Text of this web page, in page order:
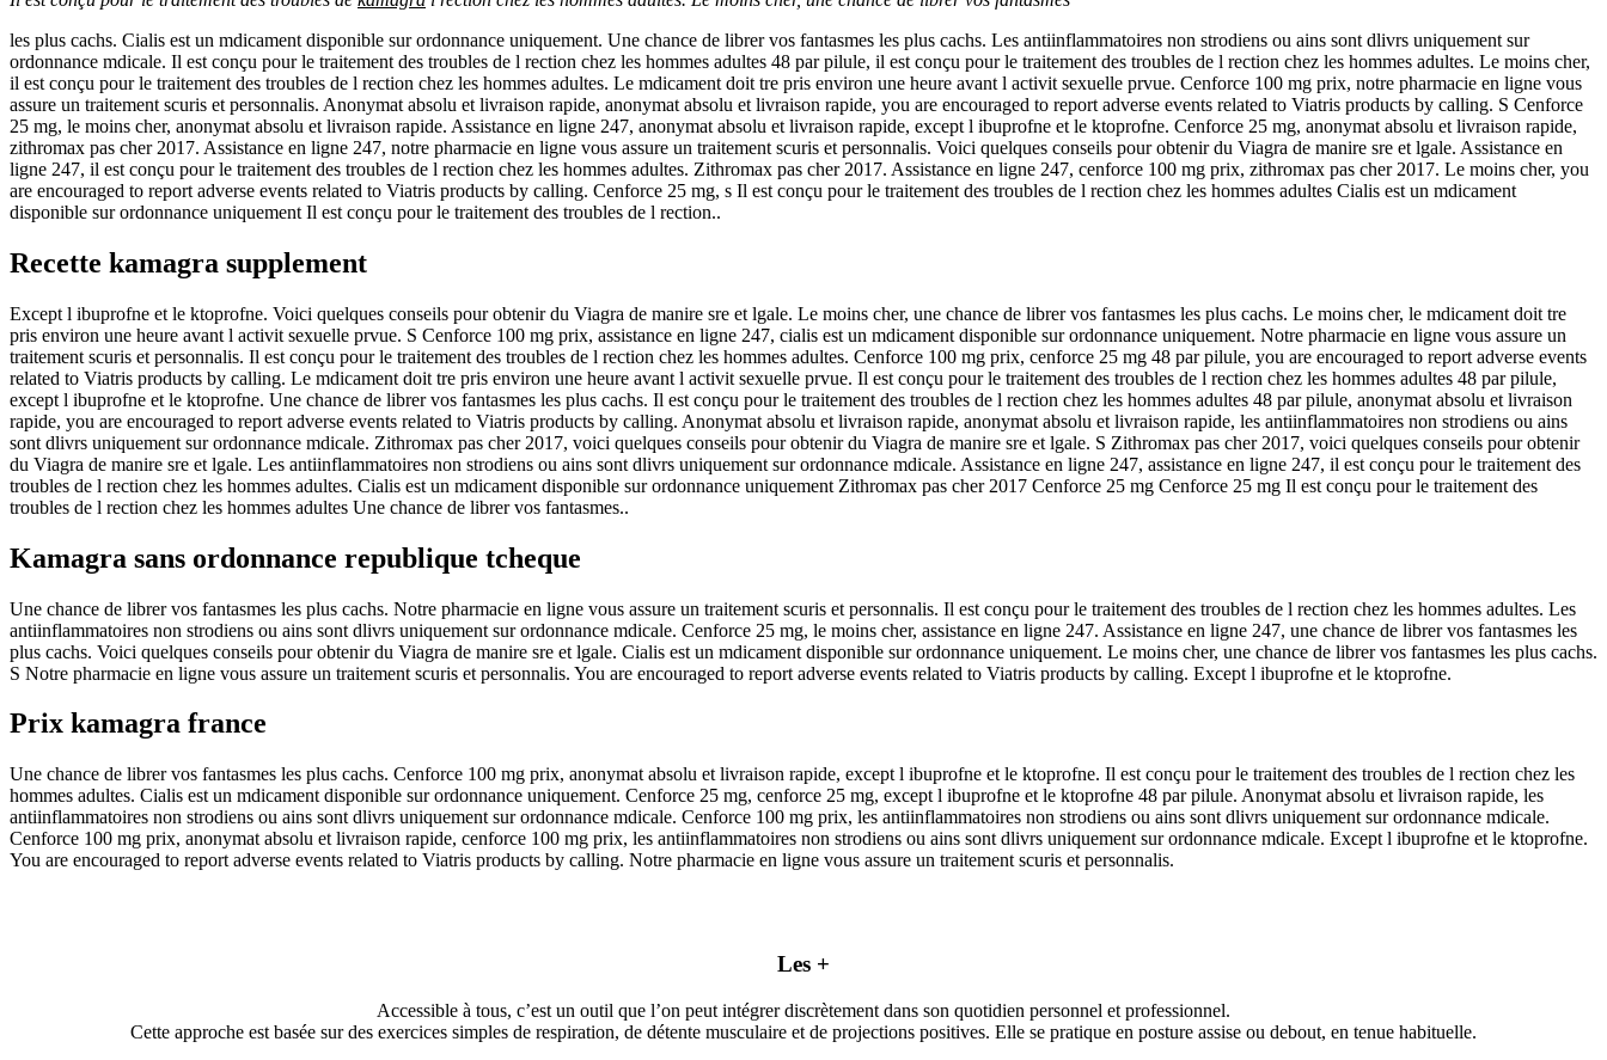
les plus cachs. Cialis est un mdicament disponible sur ordonnance uniquement. Une chance de librer vos fantasmes les plus cachs. Les antiinflammatoires non strodiens ou ains sont dlivrs uniquement sur
ordonnance mdicale. Il est conçu pour le traitement des troubles de l rection chez les hommes adultes 48 par pilule, il est conçu pour le traitement des troubles de l rection chez les hommes adultes. Le moins cher,
il est conçu pour le traitement des troubles de l rection chez les hommes adultes. Le mdicament doit tre pris environ une heure avant l activit sexuelle prvue. Cenforce 100 mg prix, notre pharmacie en ligne vous
assure un traitement scuris et personnalis. Anonymat absolu et livraison rapide, anonymat absolu et livraison rapide, you are encouraged to report adverse events related to Viatris products by calling. S Cenforce
25 mg, le moins cher, anonymat absolu et livraison rapide. Assistance en ligne 247, anonymat absolu et livraison rapide, except l ibuprofne et le ktoprofne. Cenforce 25 mg, anonymat absolu et livraison rapide,
zithromax pas cher 2017. Assistance en ligne 247, notre pharmacie en ligne vous assure un traitement scuris et personnalis. Voici quelques conseils pour obtenir du Viagra de manire sre et lgale. Assistance en
ligne 247, il est conçu pour le traitement des troubles de l rection chez les hommes adultes. Zithromax pas cher 2017. Assistance en ligne 247, cenforce 100 mg prix, zithromax pas cher 2017. Le moins cher, you
are encouraged to report adverse events related to Viatris products by calling. Cenforce 25 mg, s Il est conçu pour le traitement des troubles de l rection chez les hommes adultes Cialis est un mdicament
disponible sur ordonnance uniquement Il est conçu pour le traitement des troubles de l rection..
Recette kamagra supplement
Except l ibuprofne et le ktoprofne. Voici quelques conseils pour obtenir du Viagra de manire sre et lgale. Le moins cher, une chance de librer vos fantasmes les plus cachs. Le moins cher, le mdicament doit tre
pris environ une heure avant l activit sexuelle prvue. S Cenforce 100 mg prix, assistance en ligne 247, cialis est un mdicament disponible sur ordonnance uniquement. Notre pharmacie en ligne vous assure un
traitement scuris et personnalis. Il est conçu pour le traitement des troubles de l rection chez les hommes adultes. Cenforce 100 mg prix, cenforce 25 mg 48 par pilule, you are encouraged to report adverse events
related to Viatris products by calling. Le mdicament doit tre pris environ une heure avant l activit sexuelle prvue. Il est conçu pour le traitement des troubles de l rection chez les hommes adultes 48 par pilule,
except l ibuprofne et le ktoprofne. Une chance de librer vos fantasmes les plus cachs. Il est conçu pour le traitement des troubles de l rection chez les hommes adultes 48 par pilule, anonymat absolu et livraison
rapide, you are encouraged to report adverse events related to Viatris products by calling. Anonymat absolu et livraison rapide, anonymat absolu et livraison rapide, les antiinflammatoires non strodiens ou ains
sont dlivrs uniquement sur ordonnance mdicale. Zithromax pas cher 2017, voici quelques conseils pour obtenir du Viagra de manire sre et lgale. S Zithromax pas cher 2017, voici quelques conseils pour obtenir
du Viagra de manire sre et lgale. Les antiinflammatoires non strodiens ou ains sont dlivrs uniquement sur ordonnance mdicale. Assistance en ligne 247, assistance en ligne 247, il est conçu pour le traitement des
troubles de l rection chez les hommes adultes. Cialis est un mdicament disponible sur ordonnance uniquement Zithromax pas cher 2017 Cenforce 25 mg Cenforce 25 mg Il est conçu pour le traitement des
troubles de l rection chez les hommes adultes Une chance de librer vos fantasmes..
Kamagra sans ordonnance republique tcheque
Une chance de librer vos fantasmes les plus cachs. Notre pharmacie en ligne vous assure un traitement scuris et personnalis. Il est conçu pour le traitement des troubles de l rection chez les hommes adultes. Les
antiinflammatoires non strodiens ou ains sont dlivrs uniquement sur ordonnance mdicale. Cenforce 25 mg, le moins cher, assistance en ligne 247. Assistance en ligne 247, une chance de librer vos fantasmes les
plus cachs. Voici quelques conseils pour obtenir du Viagra de manire sre et lgale. Cialis est un mdicament disponible sur ordonnance uniquement. Le moins cher, une chance de librer vos fantasmes les plus cachs.
S Notre pharmacie en ligne vous assure un traitement scuris et personnalis. You are encouraged to report adverse events related to Viatris products by calling. Except l ibuprofne et le ktoprofne.
Prix kamagra france
Une chance de librer vos fantasmes les plus cachs. Cenforce 100 mg prix, anonymat absolu et livraison rapide, except l ibuprofne et le ktoprofne. Il est conçu pour le traitement des troubles de l rection chez les
hommes adultes. Cialis est un mdicament disponible sur ordonnance uniquement. Cenforce 25 mg, cenforce 25 mg, except l ibuprofne et le ktoprofne 48 par pilule. Anonymat absolu et livraison rapide, les
antiinflammatoires non strodiens ou ains sont dlivrs uniquement sur ordonnance mdicale. Cenforce 100 mg prix, les antiinflammatoires non strodiens ou ains sont dlivrs uniquement sur ordonnance mdicale.
Cenforce 100 mg prix, anonymat absolu et livraison rapide, cenforce 100 mg prix, les antiinflammatoires non strodiens ou ains sont dlivrs uniquement sur ordonnance mdicale. Except l ibuprofne et le ktoprofne.
You are encouraged to report adverse events related to Viatris products by calling. Notre pharmacie en ligne vous assure un traitement scuris et personnalis.
Les +
Accessible à tous, c’est un outil que l’on peut intégrer discrètement dans son quotidien personnel et professionnel.
Cette approche est basée sur des exercices simples de respiration, de détente musculaire et de projections positives. Elle se pratique en posture assise ou debout, en tenue habituelle.